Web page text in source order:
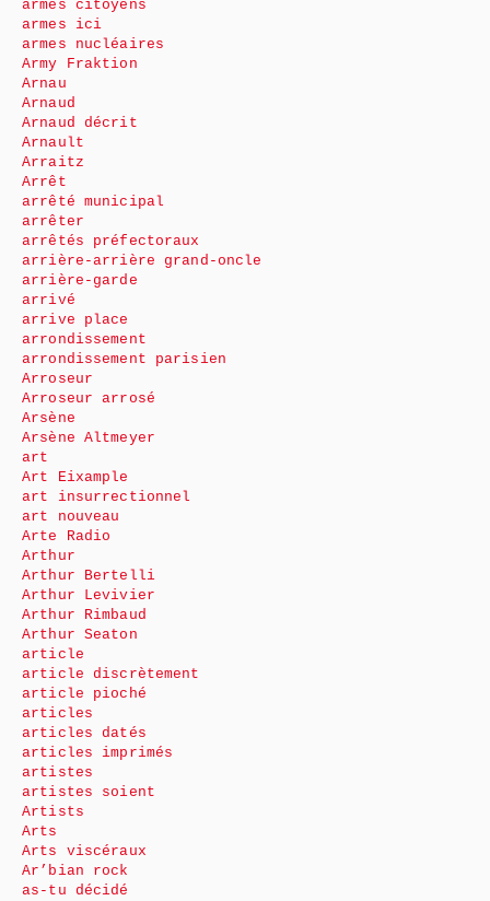
armes citoyens
armes ici
armes nucléaires
Army Fraktion
Arnau
Arnaud
Arnaud décrit
Arnault
Arraitz
Arrêt
arrêté municipal
arrêter
arrêtés préfectoraux
arrière-arrière grand-oncle
arrière-garde
arrivé
arrive place
arrondissement
arrondissement parisien
Arroseur
Arroseur arrosé
Arsène
Arsène Altmeyer
art
Art Eixample
art insurrectionnel
art nouveau
Arte Radio
Arthur
Arthur Bertelli
Arthur Levivier
Arthur Rimbaud
Arthur Seaton
article
article discrètement
article pioché
articles
articles datés
articles imprimés
artistes
artistes soient
Artists
Arts
Arts viscéraux
Ar’bian rock
as-tu décidé